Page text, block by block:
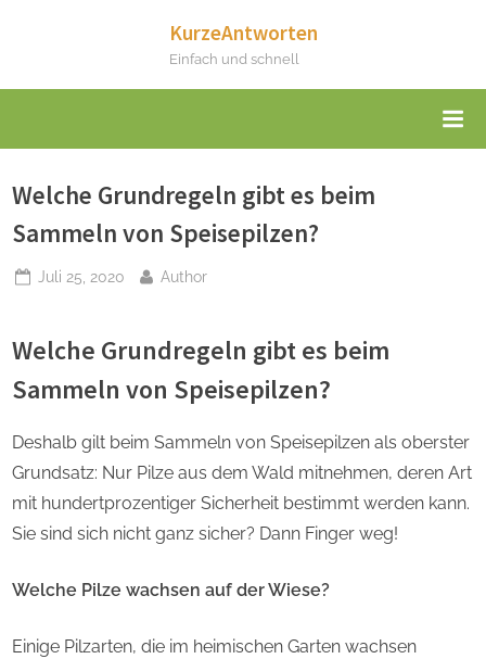
KurzeAntworten
Einfach und schnell
Welche Grundregeln gibt es beim
Sammeln von Speisepilzen?
Posted
Juli 25, 2020 By
Author
Welche Grundregeln gibt es beim
Sammeln von Speisepilzen?
Deshalb gilt beim Sammeln von Speisepilzen als oberster
Grundsatz: Nur Pilze aus dem Wald mitnehmen, deren Art
mit hundertprozentiger Sicherheit bestimmt werden kann.
Sie sind sich nicht ganz sicher? Dann Finger weg!
Welche Pilze wachsen auf der Wiese?
Einige Pilzarten, die im heimischen Garten wachsen